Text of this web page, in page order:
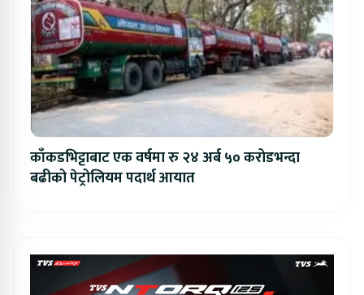
काँकडभिट्टाबाट एक वर्षमा रु २४ अर्ब ५० करोडभन्दा
बढीको पेट्रोलियम पदार्थ आयात